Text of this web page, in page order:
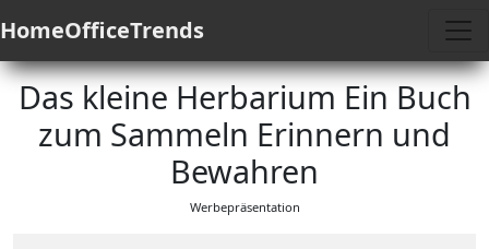
HomeOfficeTrends
Das kleine Herbarium Ein Buch
zum Sammeln Erinnern und
Bewahren
Werbepräsentation